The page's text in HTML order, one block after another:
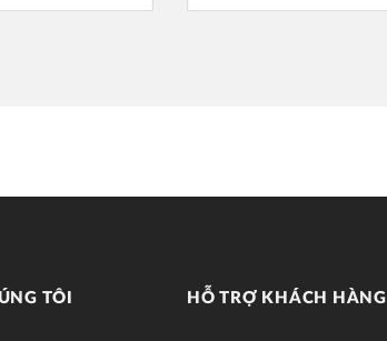
TÔI HỖ TRỢ KHÁCH HÀNG